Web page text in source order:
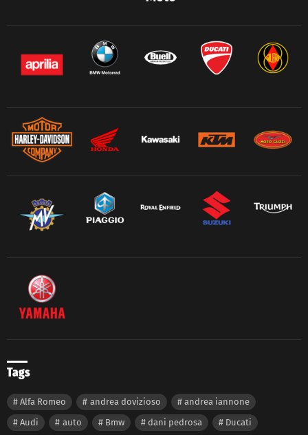
Tags
Alfa Romeo andrea dovizioso
andrea iannone
Audi
auto Bmw dani pedrosa
Ducati